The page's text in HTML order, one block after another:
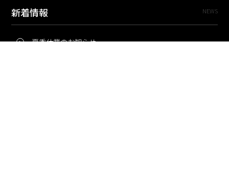
新着情報 NEWS
夏季休業のお知らせ